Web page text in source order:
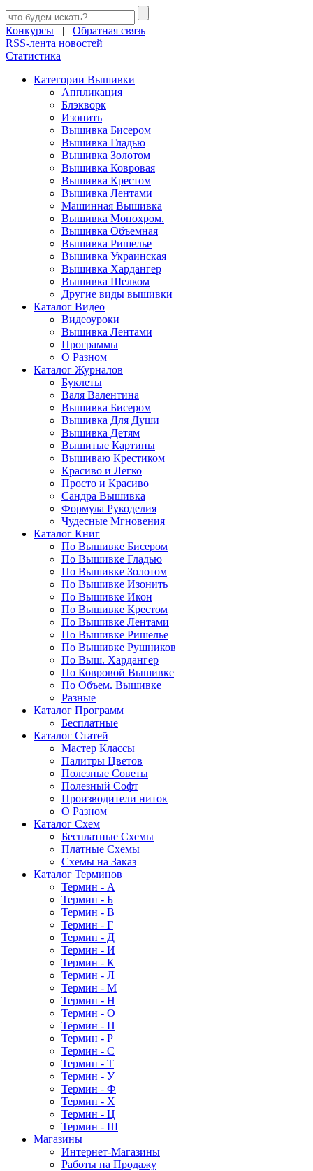
Конкурсы | Обратная связь
RSS-лента новостей
Статистика
Категории Вышивки
Аппликация
Блэкворк
Изонить
Вышивка Бисером
Вышивка Гладью
Вышивка Золотом
Вышивка Ковровая
Вышивка Крестом
Вышивка Лентами
Машинная Вышивка
Вышивка Монохром.
Вышивка Объемная
Вышивка Ришелье
Вышивка Украинская
Вышивка Хардангер
Вышивка Шелком
Другие виды вышивки
Каталог Видео
Видеоуроки
Вышивка Лентами
Программы
О Разном
Каталог Журналов
Буклеты
Валя Валентина
Вышивка Бисером
Вышивка Для Души
Вышивка Детям
Вышитые Картины
Вышиваю Крестиком
Красиво и Легко
Просто и Красиво
Сандра Вышивка
Формула Рукоделия
Чудесные Мгновения
Каталог Книг
По Вышивке Бисером
По Вышивке Гладью
По Вышивке Золотом
По Вышивке Изонить
По Вышивке Икон
По Вышивке Крестом
По Вышивке Лентами
По Вышивке Ришелье
По Вышивке Рушников
По Выш. Хардангер
По Ковровой Вышивке
По Объем. Вышивке
Разные
Каталог Программ
Бесплатные
Каталог Статей
Мастер Классы
Палитры Цветов
Полезные Советы
Полезный Софт
Производители ниток
О Разном
Каталог Схем
Бесплатные Схемы
Платные Схемы
Схемы на Заказ
Каталог Терминов
Термин - А
Термин - Б
Термин - В
Термин - Г
Термин - Д
Термин - И
Термин - К
Термин - Л
Термин - М
Термин - Н
Термин - О
Термин - П
Термин - Р
Термин - С
Термин - Т
Термин - У
Термин - Ф
Термин - Х
Термин - Ц
Термин - Ш
Магазины
Интернет-Магазины
Работы на Продажу